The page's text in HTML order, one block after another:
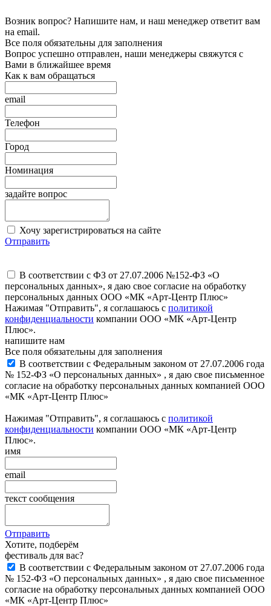
Возник вопрос? Напишите нам, и наш менеджер ответит вам
на email.
Все поля обязательны для заполнения
Вопрос успешно отправлен, наши менеджеры свяжутся с
Вами в ближайшее время
Как к вам обращаться
email
Телефон
Город
Номинация
задайте вопрос
Хочу зарегистрироваться на сайте
Отправить
В соответствии с ФЗ от 27.07.2006 №152-ФЗ «О
персональных данных», я даю свое согласие на обработку
персональных данных ООО «МК «Арт-Центр Плюс»
Нажимая "Отправить", я соглашаюсь с политикой
конфиденциальности компании ООО «МК «Арт-Центр
Плюс».
напишите нам
Все поля обязательны для заполнения
В соответствии с Федеральным законом от 27.07.2006 года
№ 152-ФЗ «О персональных данных» , я даю свое письменное
согласие на обработку персональных данных компанией ООО
«МК «Арт-Центр Плюс»
Нажимая "Отправить", я соглашаюсь с политикой
конфиденциальности компании ООО «МК «Арт-Центр
Плюс».
имя
email
текст сообщения
Отправить
Хотите, подберём
фестиваль для вас?
В соответствии с Федеральным законом от 27.07.2006 года
№ 152-ФЗ «О персональных данных» , я даю свое письменное
согласие на обработку персональных данных компанией ООО
«МК «Арт-Центр Плюс»